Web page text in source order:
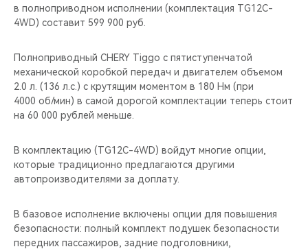
НАШИ МЕРОПРИЯТИЯ
ВИДЕООБЗОРЫ
CHERY ДЛЯ ДЕТЕЙ
в полноприводном исполнении (комплектация TG12C-
4WD) составит 599 900 руб.
Полноприводный CHERY Tiggo c пятиступенчатой
механической коробкой передач и двигателем объемом
2.0 л. (136 л.с.) с крутящим моментом в 180 Нм (при
4000 об/мин) в самой дорогой комплектации теперь стоит
на 60 000 рублей меньше.
В комплектацию (TG12C-4WD) войдут многие опции,
которые традиционно предлагаются другими
автопроизводителями за доплату.
В базовое исполнение включены опции для повышения
безопасности: полный комплект подушек безопасности
передних пассажиров, задние подголовники,